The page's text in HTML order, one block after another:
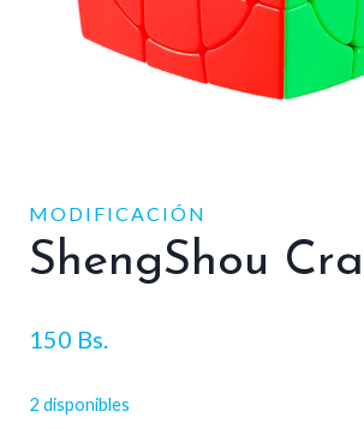
MODIFICACIÓN
ShengShou
150 Bs.
2 disponibles